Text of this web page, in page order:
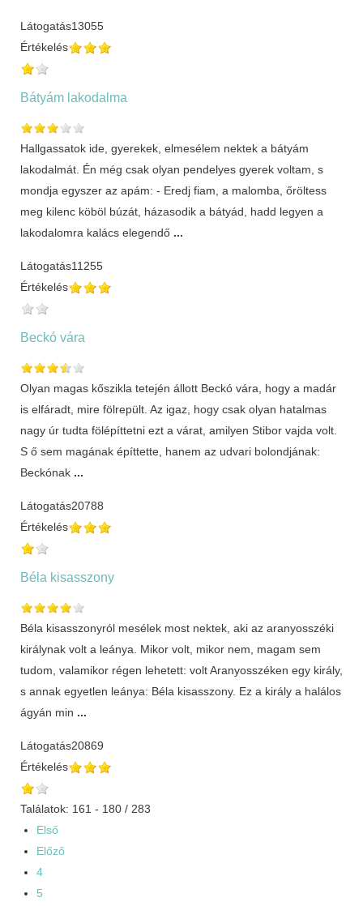
Látogatás13055
Értékelés
Bátyám lakodalma
Hallgassatok ide, gyerekek, elmesélem nektek a bátyám
lakodalmát. Én még csak olyan pendelyes gyerek voltam, s
mondja egyszer az apám: - Eredj fiam, a malomba, őröltess
meg kilenc köböl búzát, házasodik a bátyád, hadd legyen a
lakodalomra kalács elegendő ...
Látogatás11255
Értékelés
Beckó vára
Olyan magas kőszikla tetején állott Beckó vára, hogy a madár
is elfáradt, mire fölrepült. Az igaz, hogy csak olyan hatalmas
nagy úr tudta fölépíttetni ezt a várat, amilyen Stibor vajda volt.
S ő sem magának építtette, hanem az udvari bolondjának:
Beckónak ...
Látogatás20788
Értékelés
Béla kisasszony
Béla kisasszonyról mesélek most nektek, aki az aranyosszéki
királynak volt a leánya. Mikor volt, mikor nem, magam sem
tudom, valamikor régen lehetett: volt Aranyosszéken egy király,
s annak egyetlen leánya: Béla kisasszony. Ez a király a halálos
ágyán min ...
Látogatás20869
Értékelés
Találatok: 161 - 180 / 283
Első
Előző
4
5